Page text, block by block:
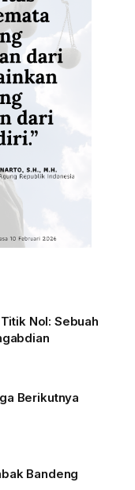
Nol: Sebuah
Berikutnya
Bandeng